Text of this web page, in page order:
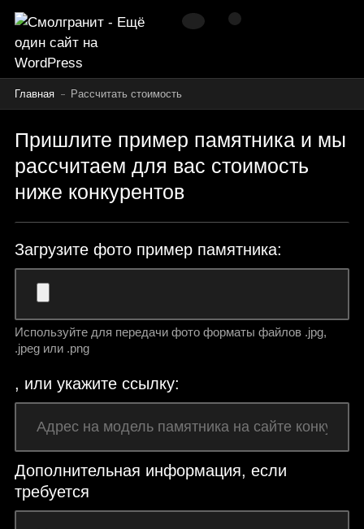
Главная Рассчитать стоимость
Пришлите пример памятника и мы
рассчитаем для вас стоимость
ниже конкурентов
Загрузите фото пример памятника:
Используйте для передачи фото форматы файлов .jpg,
.jpeg или .png
, или укажите ссылку:
Дополнительная информация, если
требуется